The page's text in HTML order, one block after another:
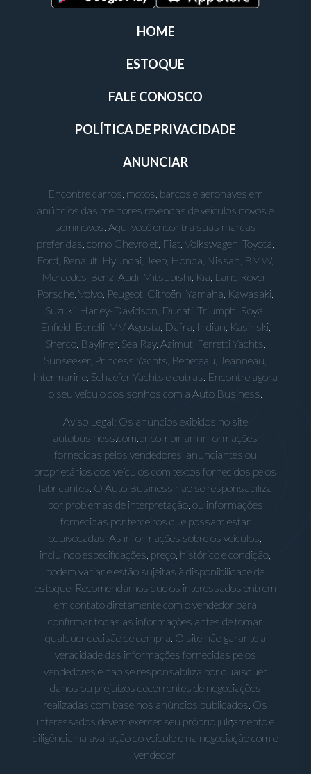
HOME
ESTOQUE
FALE CONOSCO
POLÍTICA DE PRIVACIDADE
ANUNCIAR
Encontre carros, motos, barcos e aeronaves em
anúncios das melhores revendas de veículos novos e
seminovos. Aqui você encontra suas marcas
preferidas, como Chevrolet, Fiat, Volkswagen, Toyota,
Ford, Renault, Hyundai, Jeep, Honda, Nissan, BMW,
Mercedes-Benz, Audi, Mitsubishi, Kia, Land Rover,
Porsche, Volvo, Peugeot, Citroën, Yamaha, Kawasaki,
Suzuki, Harley-Davidson, Ducati, Triumph, Royal
Enfield, Benelli, MV Agusta, Dafra, Indian, Kasinski,
Sherco, Bayliner, Sea Ray, Azimut, Ferretti Yachts,
Sunseeker, Princess Yachts, Beneteau, Jeanneau,
Intermarine, Schaefer Yachts e outras. Encontre agora
o seu veículo dos sonhos com a Auto Business.
Aviso Legal: Os anúncios exibidos no site
autobusiness.com.br combinam informações
fornecidas pelos vendedores, anunciantes ou
proprietários dos veículos com textos fornecidos pelos
fabricantes. O Auto Business não se responsabiliza
por problemas de interpretação, ou informações
fornecidas por terceiros que possam estar
equivocadas. As informações sobre os veículos,
incluindo especificações, preço, histórico e condição,
podem variar e estão sujeitas à disponibilidade de
estoque. Recomendamos que os interessados entrem
em contato diretamente com o vendedor para
confirmar todas as informações antes de tomar
qualquer decisão de compra. O site não garante a
veracidade das informações fornecidas pelos
vendedores e não se responsabiliza por quaisquer
danos ou prejuízos decorrentes de negociações
realizadas com base nos anúncios publicados. Os
interessados devem exercer seu próprio julgamento e
diligência na avaliação do veículo e na negociação com o
vendedor.